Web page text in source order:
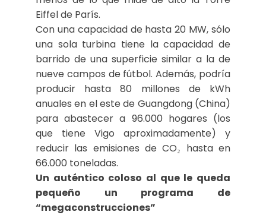
Eiffel de París.
Con una capacidad de hasta 20 MW, sólo
una sola turbina tiene la capacidad de
barrido de una superficie similar a la de
nueve campos de fútbol. Además, podría
producir hasta 80 millones de kWh
anuales en el este de Guangdong (China)
para abastecer a 96.000 hogares (los
que tiene Vigo aproximadamente) y
reducir las emisiones de CO₂ hasta en
66.000 toneladas.
Un auténtico coloso al que le queda
pequeño un programa de
“megaconstrucciones”